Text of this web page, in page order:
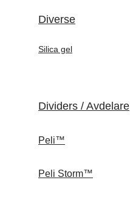
Diverse
Silica gel
Dividers / Avdelare
Peli™
Peli Storm™